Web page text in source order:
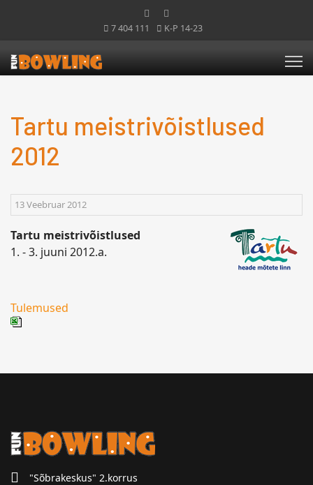
7 404 111 K-P 14-23
Tartu meistrivõistlused
2012
13 Veebruar 2012
Tartu meistrivõistlused
1. - 3. juuni 2012.a.
Tulemused
"Sõbrakeskus" 2.korrus